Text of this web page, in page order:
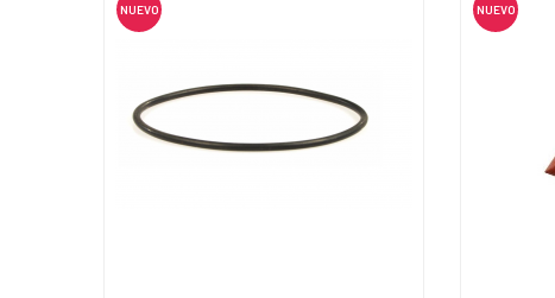
NUEVO NUEVO